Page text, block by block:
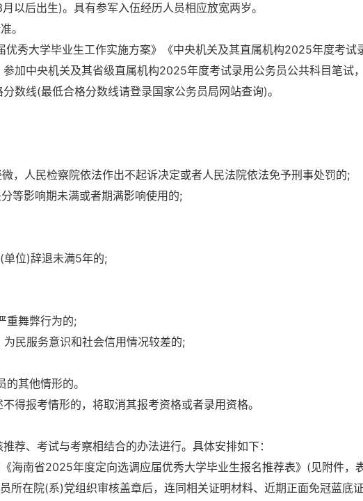
以后出生)。具有参军入伍经历人员相应放宽两岁。
。
秀大学毕业生工作实施方案》《中央机关及其直属机构2025年度考试
加中央机关及其省级直属机构2025年度考试录用公务员公共科目笔试
数线(最低合格分数线请登录国家公务员局网站查询)。
，人民检察院依法作出不起诉决定或者人民法院依法免予刑事处罚的;
等影响期未满或者期满影响使用的;
单位)辞退未满5年的;
重舞弊行为的;
民服务意识和社会信用情况较差的;
其他情形的。
得报考情形的，将取消其报考资格或者录用资格。
荐、考试与考察相结合的办法进行。具体安排如下：
海南省2025年度定向选调应届优秀大学毕业生报名推荐表》(见附件，
所在院(系)党组织审核盖章后，连同相关证明材料、近期正面免冠蓝底